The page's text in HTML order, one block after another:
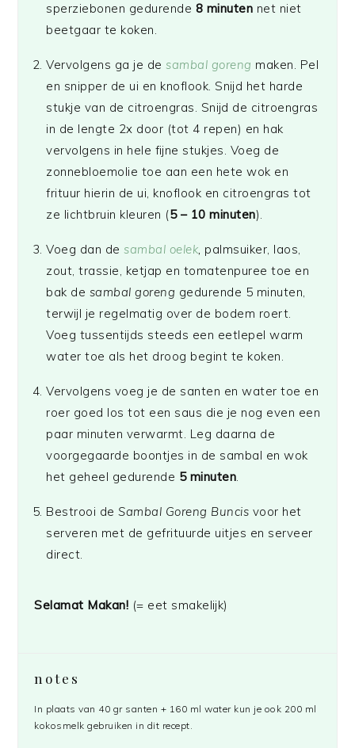
sperziebonen gedurende 8 minuten net niet
beetgaar te koken.
Vervolgens ga je de sambal goreng maken. Pel
en snipper de ui en knoflook. Snijd het harde
stukje van de citroengras. Snijd de citroengras
in de lengte 2x door (tot 4 repen) en hak
vervolgens in hele fijne stukjes. Voeg de
zonnebloemolie toe aan een hete wok en
frituur hierin de ui, knoflook en citroengras tot
ze lichtbruin kleuren (5 – 10 minuten).
Voeg dan de sambal oelek, palmsuiker, laos,
zout, trassie, ketjap en tomatenpuree toe en
bak de sambal goreng gedurende 5 minuten,
terwijl je regelmatig over de bodem roert.
Voeg tussentijds steeds een eetlepel warm
water toe als het droog begint te koken.
Vervolgens voeg je de santen en water toe en
roer goed los tot een saus die je nog even een
paar minuten verwarmt. Leg daarna de
voorgegaarde boontjes in de sambal en wok
het geheel gedurende 5 minuten.
Bestrooi deSambal Goreng Buncis voor het
serveren met de gefrituurde uitjes en serveer
direct.
Selamat Makan! (= eet smakelijk)
notes
In plaats van 40 gr santen + 160 ml water kun je ook 200 ml
kokosmelk gebruiken in dit recept.